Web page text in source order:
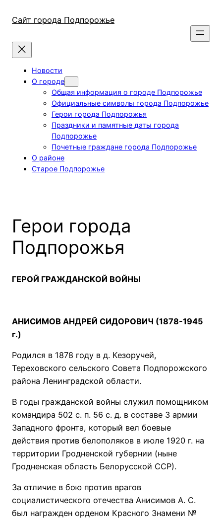
Сайт города Подпорожье
Новости
О городе
Общая информация о городе Подпорожье
Официальные символы города Подпорожье
Герои города Подпорожья
Праздники и памятные даты города
Подпорожье
Почетные граждане города Подпорожье
О районе
Старое Подпорожье
Герои города
Подпорожья
ГЕРОЙ ГРАЖДАНСКОЙ ВОЙНЫ
АНИСИМОВ АНДРЕЙ СИДОРОВИЧ (1878-1945
г.)
Родился в 1878 году в д. Кезоручей,
Тереховского сельского Совета Подпорожского
района Ленинградской области.
В годы гражданской войны служил помощником
командира 502 с. п. 56 с. д. в составе 3 армии
Западного фронта, который вел боевые
действия против белополяков в июле 1920 г. на
территории Гродненской губернии (ныне
Гродненская область Белорусской ССР).
За отличие в бою против врагов
социалистического отечества Анисимов А. С.
был награжден орденом Красного Знамени №